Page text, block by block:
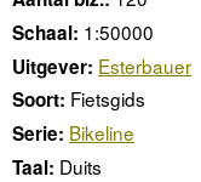
Schaal: 1:50000
Uitgever: Esterbauer
Soort: Fietsgids
Serie: Bikeline
Taal: Duits